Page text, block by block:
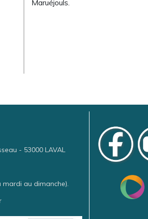
Maruéjouls.
- 53000 LAVAL
mardi au dimanche).